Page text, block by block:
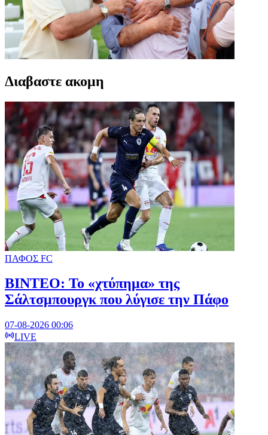
Διαβαστε ακομη
ΠΑΦΟΣ FC
ΒΙΝΤΕΟ: Το «χτύπημα» της
Σάλτσμπουργκ που λύγισε την Πάφο
07-08-2026 00:06
LIVE